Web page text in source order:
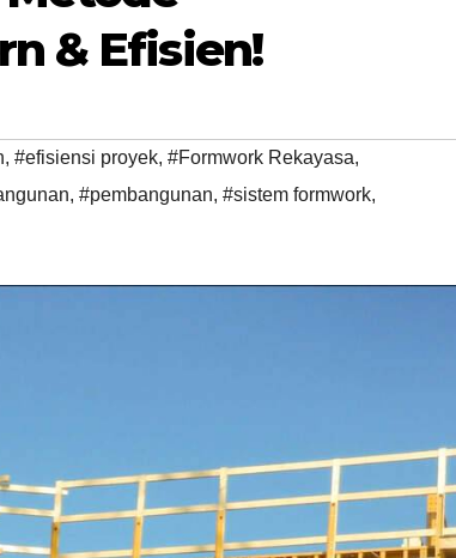
& Efisien!
, #efisiensi proyek, #Formwork Rekayasa,
, #pembangunan, #sistem formwork,